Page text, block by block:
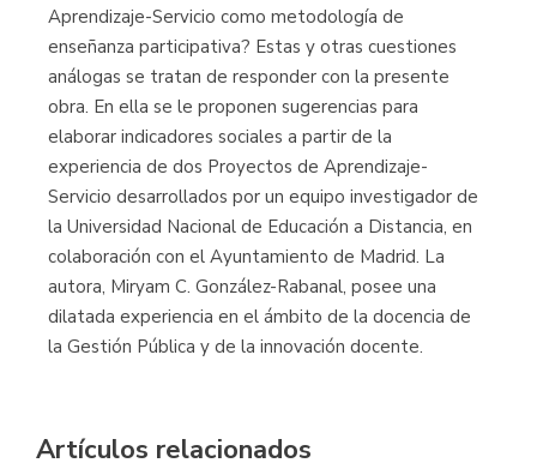
Aprendizaje-Servicio como metodología de
enseñanza participativa? Estas y otras cuestiones
análogas se tratan de responder con la presente
obra. En ella se le proponen sugerencias para
elaborar indicadores sociales a partir de la
experiencia de dos Proyectos de Aprendizaje-
Servicio desarrollados por un equipo investigador de
la Universidad Nacional de Educación a Distancia, en
colaboración con el Ayuntamiento de Madrid. La
autora, Miryam C. González-Rabanal, posee una
dilatada experiencia en el ámbito de la docencia de
la Gestión Pública y de la innovación docente.
Artículos relacionados